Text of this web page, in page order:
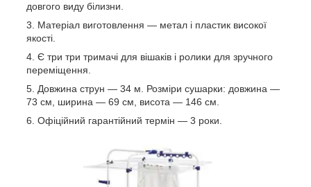
довгого виду білизни.
Матеріал виготовлення — метал і пластик високої
якості.
Є три три тримачі для вішаків і ролики для зручного
переміщення.
Довжина струн — 34 м. Розміри сушарки: довжина —
73 см, ширина — 69 см, висота — 146 см.
Офіційний гарантійний термін — 3 роки.